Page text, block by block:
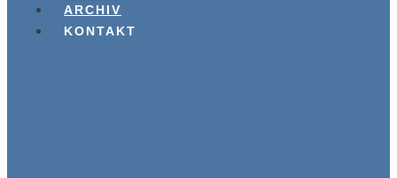
ARCHIV
KONTAKT